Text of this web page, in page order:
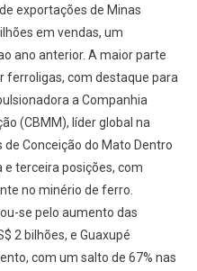
exportações de Minas
em vendas, um
ano anterior. A maior parte
ferroligas, com destaque para
a Companhia
(CBMM), líder global na
Conceição do Mato Dentro
e terceira posições, com
no minério de ferro.
se pelo aumento das
2 bilhões, e Guaxupé
com um salto de 67% nas